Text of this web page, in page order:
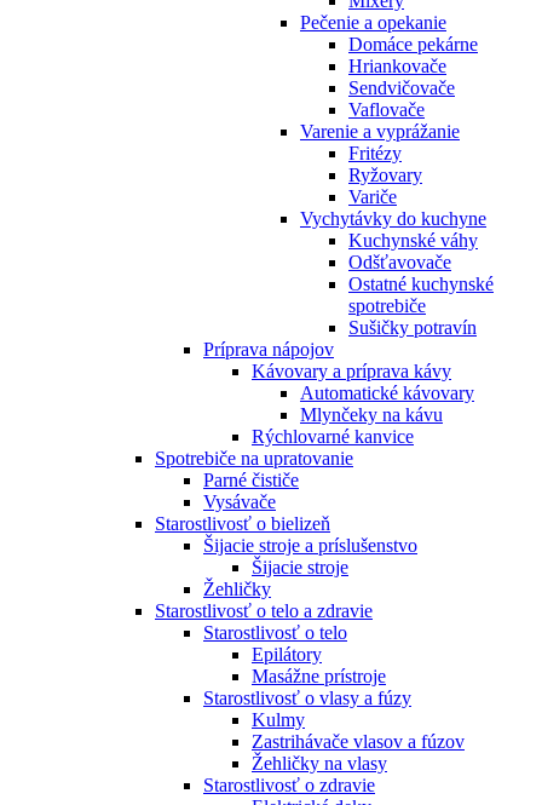
Pečenie a opekanie
Domáce pekárne
Hriankovače
Sendvičovače
Vaflovače
Varenie a vyprážanie
Fritézy
Ryžovary
Variče
Vychytávky do kuchyne
Kuchynské váhy
Odšťavovače
Ostatné kuchynské
spotrebiče
Sušičky potravín
Príprava nápojov
Kávovary a príprava kávy
Automatické kávovary
Mlynčeky na kávu
Rýchlovarné kanvice
Spotrebiče na upratovanie
Parné čističe
Vysávače
Starostlivosť o bielizeň
Šijacie stroje a príslušenstvo
Šijacie stroje
Žehličky
Starostlivosť o telo a zdravie
Starostlivosť o telo
Epilátory
Masážne prístroje
Starostlivosť o vlasy a fúzy
Kulmy
Zastrihávače vlasov a fúzov
Žehličky na vlasy
Starostlivosť o zdravie